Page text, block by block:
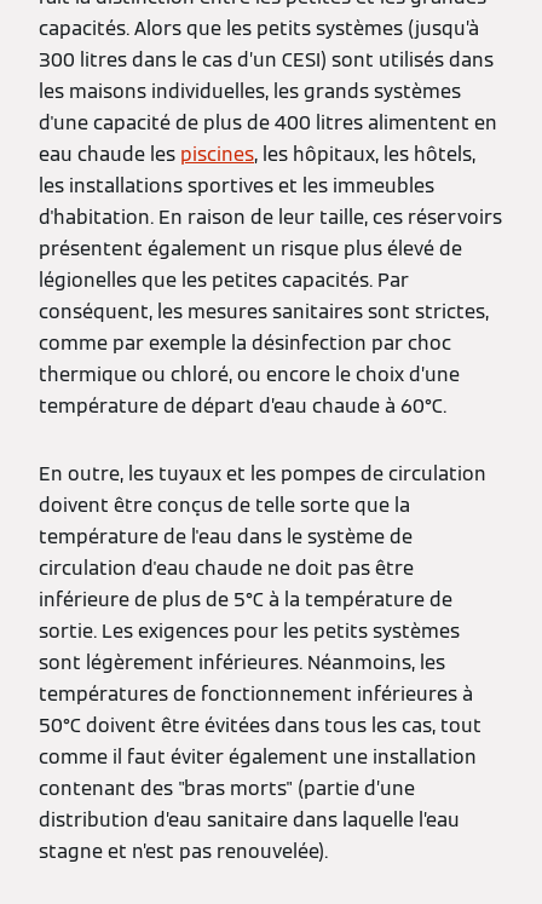
capacités. Alors que les petits systèmes (jusqu’à
300 litres dans le cas d’un CESI) sont utilisés dans
les maisons individuelles, les grands systèmes
d'une capacité de plus de 400 litres alimentent en
eau chaude les piscines, les hôpitaux, les hôtels,
les installations sportives et les immeubles
d'habitation. En raison de leur taille, ces réservoirs
présentent également un risque plus élevé de
légionelles que les petites capacités. Par
conséquent, les mesures sanitaires sont strictes,
comme par exemple la désinfection par choc
thermique ou chloré, ou encore le choix d’une
température de départ d’eau chaude à 60°C.
En outre, les tuyaux et les pompes de circulation
doivent être conçus de telle sorte que la
température de l'eau dans le système de
circulation d'eau chaude ne doit pas être
inférieure de plus de 5°C à la température de
sortie. Les exigences pour les petits systèmes
sont légèrement inférieures. Néanmoins, les
températures de fonctionnement inférieures à
50°C doivent être évitées dans tous les cas, tout
comme il faut éviter également une installation
contenant des "bras morts" (partie d’une
distribution d’eau sanitaire dans laquelle l’eau
stagne et n’est pas renouvelée).